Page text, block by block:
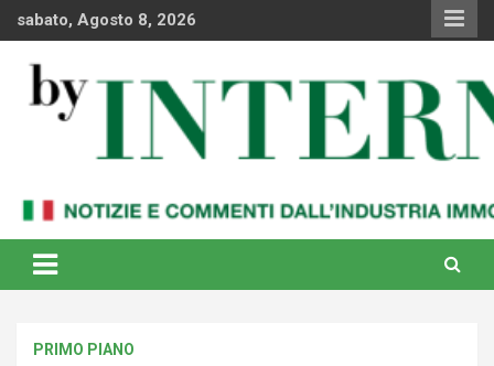
sabato, Agosto 8, 2026
By Internews
internazionale
PRIMO PIANO